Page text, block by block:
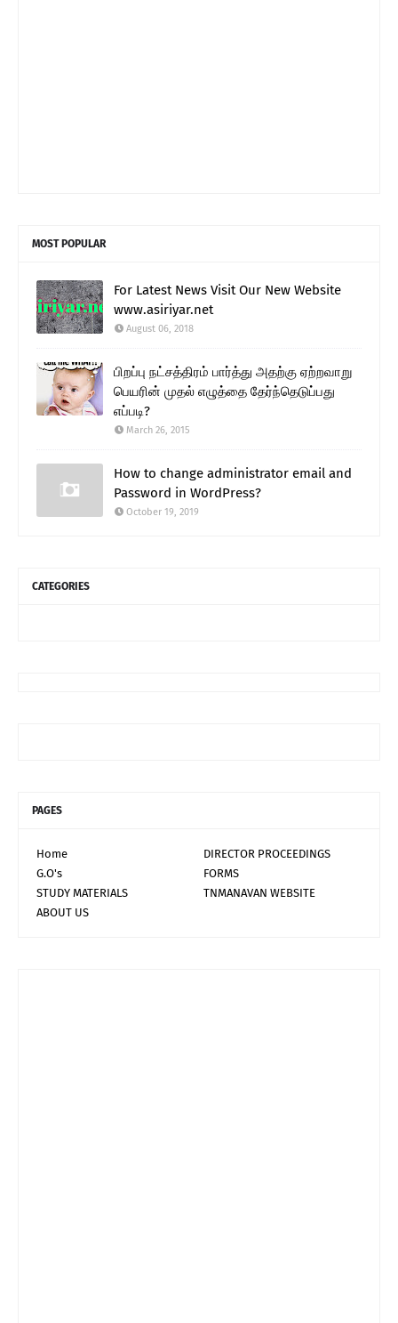
MOST POPULAR
For Latest News Visit Our New Website
www.asiriyar.net
August 06, 2018
பிறப்பு நட்சத்திரம் பார்த்து அதற்கு ஏற்றவாறு
பெயரின் முதல் எழுத்தை தேர்ந்தெடுப்பது
எப்படி?
March 26, 2015
How to change administrator email and
Password in WordPress?
October 19, 2019
CATEGORIES
PAGES
Home
DIRECTOR PROCEEDINGS
G.O's
FORMS
STUDY MATERIALS
TNMANAVAN WEBSITE
ABOUT US